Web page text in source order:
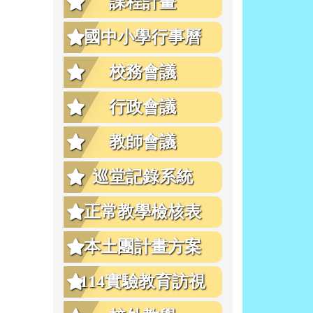
國中小學行事曆
校務會議
行政會議
教師會議
巡堂記錄系統
正常教學檢核表
本土團計畫方案
114實驗教育訪視